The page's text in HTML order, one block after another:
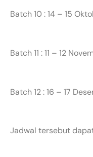
Batch 10 : 14 – 15
Batch 11 : 11 – 12
Batch 12 : 16 – 17
Jadwal tersebut